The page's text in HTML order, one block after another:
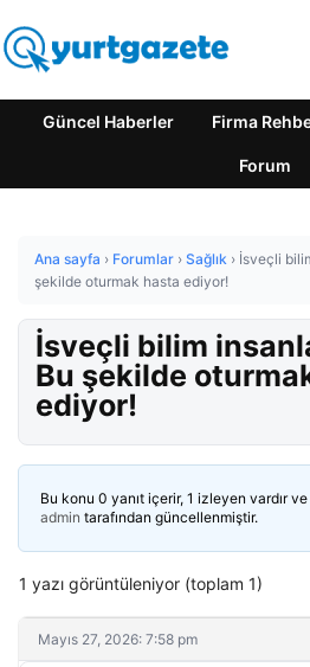
Güncel Haberler Firma
Forum
Ana sayfa › Forumlar › Sağlık › İsveçli
şekilde oturmak hasta ediyor!
İsveçli bilim
Bu şekilde
ediyor!
Bu konu 0 yanıt içerir, 1 izleyen vardır
admin tarafından güncellenmiştir.
1 yazı görüntüleniyor (toplam 1)
Mayıs 27, 2026: 7:58 pm